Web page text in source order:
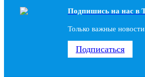
Подпишись на наc в
Только важные
Подписаться